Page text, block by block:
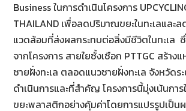
Business ในการดำเนินโครงการ
THAILAND เพื่อลดปริมาณขยะในทะเลแล
แวดล้อมที่ส่งผลกระทบต่อสิ่งมีชีวิตในทะเล
จากโครงการ สายใยซั้งเชือก PTTGC สร้าง
ชายฝั่งทะเล ตลอดแนวชายฝั่งทะเล จังหวัดร
ดำเนินการและที่สำคัญ โครงการนี้มุ่งเน้นการ
ขยะพลาสติกอย่างคุ้มค่าโดยการแปรรูปเป็